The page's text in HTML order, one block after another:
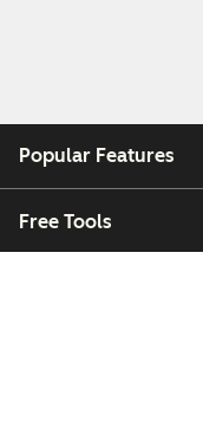
Popular Features
Free Tools